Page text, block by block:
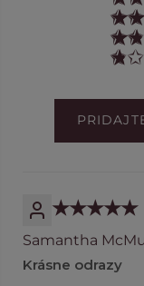
Samantha
Krásne odrazy